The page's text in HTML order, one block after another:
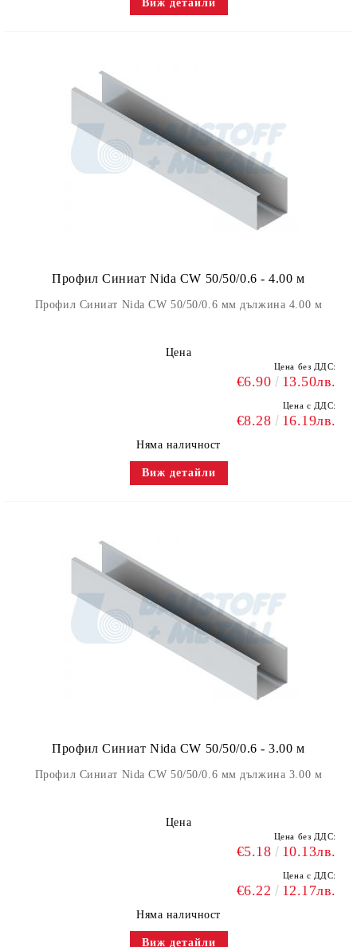
Виж детайли
Профил Синиат Nida CW 50/50/0.6 - 4.00 м
Профил Синиат Nida CW 50/50/0.6 мм дължина 4.00 м
Цена
Цена без ДДС:
€6.90 13.50лв.
Цена с ДДС:
€8.28 16.19лв.
Няма наличност
Виж детайли
Профил Синиат Nida CW 50/50/0.6 - 3.00 м
Профил Синиат Nida CW 50/50/0.6 мм дължина 3.00 м
Цена
Цена без ДДС:
€5.18 10.13лв.
Цена с ДДС:
€6.22 12.17лв.
Няма наличност
Виж детайли